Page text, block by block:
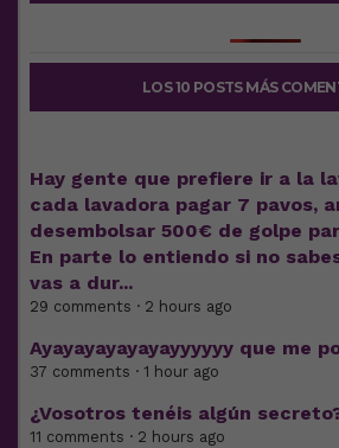
LOS 10 POSTS MÁS
Hay gente que prefiere ir a la
cada lavadora pagar 7 pavos,
desembolsar 500€ de golpe
En parte lo entiendo si no
vas a dur...
29 comments · 2 hours ago
Ayayayayayayayyyyyy que me
37 comments · 1 hour ago
¿Vosotros tenéis algún
11 comments · 2 hours ago